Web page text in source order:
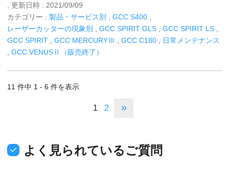
, 更新日時 : 2021/09/09
カテゴリー : 製品・サービス別 GCC S400
レーザーカッターの現象別
GCC SPIRIT GLS GCC SPIRIT LS
GCC SPIRIT
GCC MERCURYⅢ GCC C180
日常メンテナンス
GCC VENUSⅡ（販売終了）
11 件中 1 - 6 件を表示
1 2 »
よく見られているご質問